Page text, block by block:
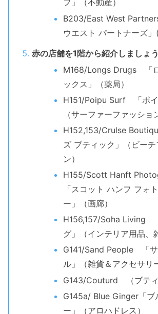
フ」（不動産）
B203/East West
ウエスト パートナーズ」(
赤の店舗を1階から紹介しましょう
M168/Longs Drugs 「
ックス」（薬局）
H151/Poipu Surf 「ポイ
（サーファーファッショ
H152,153/Crulse
ズ ブティック」（ビーチ
ン）
H155/Scott Hanft
「スコット ハンフ フォ
ー」（画廊）
H156,157/Soha Living
グ」（インテリア用品、
G141/Sand People 「
ル」（雑貨＆アクセサリ
G143/Couturd （ブティ
G145a/ Blue Ginger「ブ
ー」（アロハドレス）